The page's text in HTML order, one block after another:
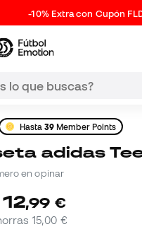
-10% Extra con Cupón
Hasta39 Member Points
adidas
en opinar
12,99 €
15,00 €